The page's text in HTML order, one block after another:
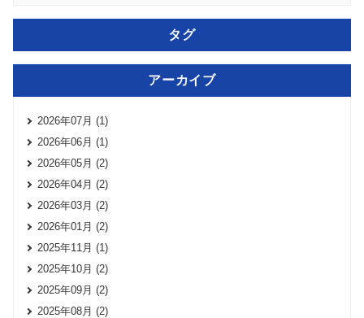
タグ
アーカイブ
2026年07月 (1)
2026年06月 (1)
2026年05月 (2)
2026年04月 (2)
2026年03月 (2)
2026年01月 (2)
2025年11月 (1)
2025年10月 (2)
2025年09月 (2)
2025年08月 (2)